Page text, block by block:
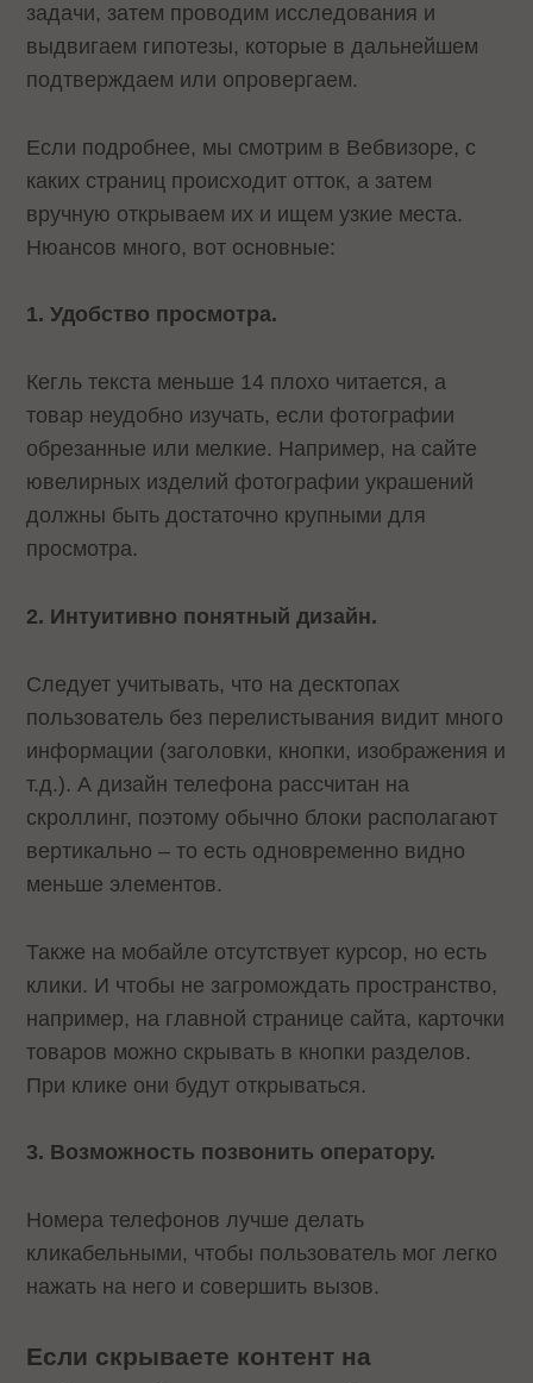
задачи, затем проводим исследования и
выдвигаем гипотезы, которые в дальнейшем
подтверждаем или опровергаем.
Если подробнее, мы смотрим в Вебвизоре, с
каких страниц происходит отток, а затем
вручную открываем их и ищем узкие места.
Нюансов много, вот основные:
1. Удобство просмотра.
Кегль текста меньше 14 плохо читается, а
товар неудобно изучать, если фотографии
обрезанные или мелкие. Например, на сайте
ювелирных изделий фотографии украшений
должны быть достаточно крупными для
просмотра.
2. Интуитивно понятный дизайн.
Следует учитывать, что на десктопах
пользователь без перелистывания видит много
информации (заголовки, кнопки, изображения и
т.д.). А дизайн телефона рассчитан на
скроллинг, поэтому обычно блоки располагают
вертикально – то есть одновременно видно
меньше элементов.
Также на мобайле отсутствует курсор, но есть
клики. И чтобы не загромождать пространство,
например, на главной странице сайта, карточки
товаров можно скрывать в кнопки разделов.
При клике они будут открываться.
3. Возможность позвонить оператору.
Номера телефонов лучше делать
кликабельными, чтобы пользователь мог легко
нажать на него и совершить вызов.
Если скрываете контент на